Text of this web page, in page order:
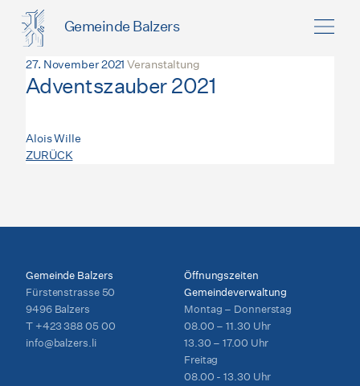
Gemeinde Balzers
27. November 2021 Veranstaltung
Adventszauber 2021
Alois Wille
ZURÜCK
Gemeinde Balzers
Fürstenstrasse 50
9496 Balzers
T +423 388 05 00
info@balzers.li
Öffnungszeiten
Gemeindeverwaltung
Montag – Donnerstag
08.00 – 11.30 Uhr
13.30 – 17.00 Uhr
Freitag
08.00 - 13.30 Uhr